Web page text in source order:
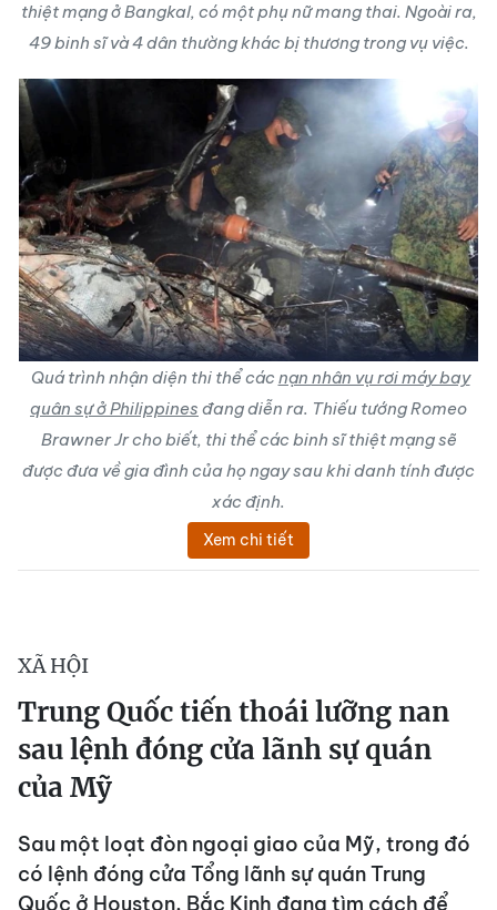
thiệt mạng ở Bangkal, có một phụ nữ mang thai. Ngoài ra,
49 binh sĩ và 4 dân thường khác bị thương trong vụ việc.
Quá trình nhận diện thi thể các nạn nhân vụ rơi máy bay
quân sự ở Philippines đang diễn ra. Thiếu tướng Romeo
Brawner Jr cho biết, thi thể các binh sĩ thiệt mạng sẽ
được đưa về gia đình của họ ngay sau khi danh tính được
xác định.
Xem chi tiết
XÃ HỘI
Trung Quốc tiến thoái lưỡng nan
sau lệnh đóng cửa lãnh sự quán
của Mỹ
Sau một loạt đòn ngoại giao của Mỹ, trong đó
có lệnh đóng cửa Tổng lãnh sự quán Trung
Quốc ở Houston, Bắc Kinh đang tìm cách để